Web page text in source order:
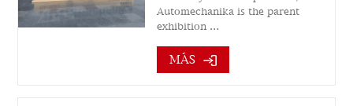
Automechanika is the parent
exhibition …
MÁS